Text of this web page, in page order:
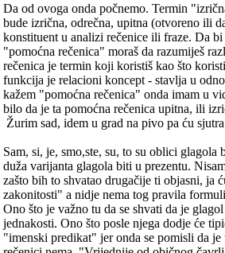
Da od ovoga onda počnemo. Termin
bude izrična, odrečna, upitna (otvoreno ili
konstituent u analizi rečenice ili fraze. Da
"pomoćna rečenica" moraš da razumiješ
rečenica je termin koji koristiš kao što
funkcija je relacioni koncept - stavlja u
kažem "pomoćna rečenica" onda imam u
bilo da je ta pomoćna rečenica upitna, ili
Žurim sad, idem u grad na pivo pa ću
Sam, si, je, smo,ste, su, to su oblici glagola
duža varijanta glagola biti u prezentu.
zašto bih to shvatao drugačije ti objasni, ja
zakonitosti" a nidje nema tog pravila
Ono što je važno tu da se shvati da je
jednakosti. Ono što posle njega dodje će
"imenski predikat" jer onda se pomisli da